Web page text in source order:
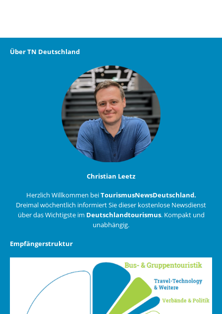
Über TN Deutschland
Christian Leetz
Herzlich Willkommen beiTourismusNewsDeutschland.
Dreimal wöchentlich informiert Sie dieser kostenlose Newsdienst
über das Wichtigste im Deutschlandtourismus. Kompakt und
unabhängig.
Empfängerstruktur